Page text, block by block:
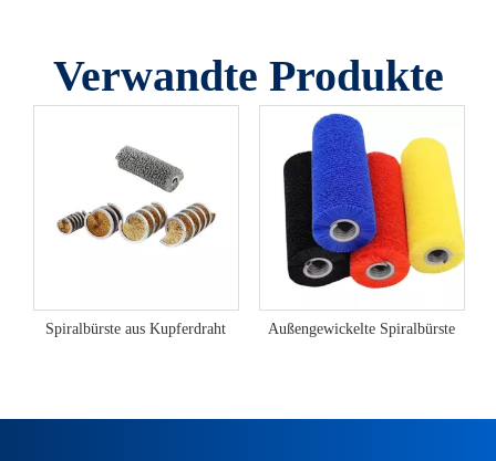
Verwandte Produkte
Spiralbürste aus Kupferdraht Außengewickelte Spiralbürste